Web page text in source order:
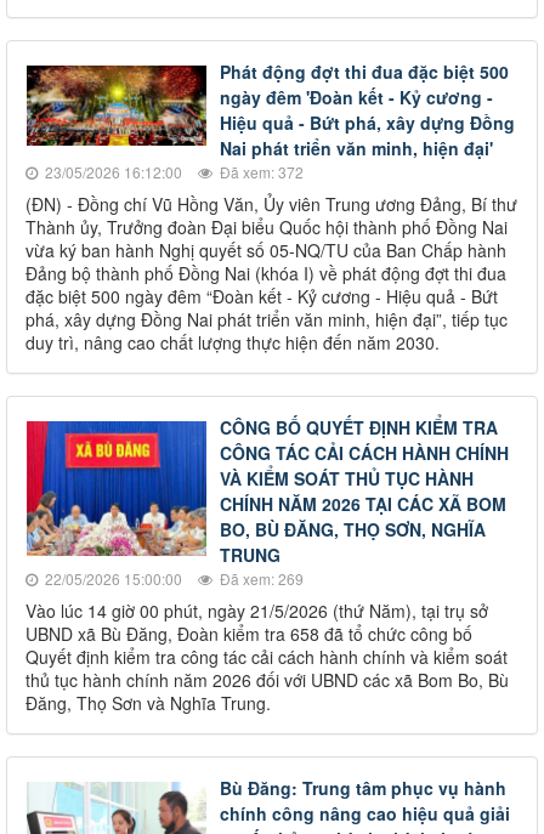
Phát động đợt thi đua đặc biệt 500
ngày đêm 'Đoàn kết - Kỷ cương -
Hiệu quả - Bứt phá, xây dựng Đồng
Nai phát triển văn minh, hiện đại'
23/05/2026 16:12:00 Đã xem: 372
(ĐN) - Đồng chí Vũ Hồng Văn, Ủy viên Trung ương Đảng, Bí thư
Thành ủy, Trưởng đoàn Đại biểu Quốc hội thành phố Đồng Nai
vừa ký ban hành Nghị quyết số 05-NQ/TU của Ban Chấp hành
Đảng bộ thành phố Đồng Nai (khóa I) về phát động đợt thi đua
đặc biệt 500 ngày đêm “Đoàn kết - Kỷ cương - Hiệu quả - Bứt
phá, xây dựng Đồng Nai phát triển văn minh, hiện đại”, tiếp tục
duy trì, nâng cao chất lượng thực hiện đến năm 2030.
CÔNG BỐ QUYẾT ĐỊNH KIỂM TRA
CÔNG TÁC CẢI CÁCH HÀNH CHÍNH
VÀ KIỂM SOÁT THỦ TỤC HÀNH
CHÍNH NĂM 2026 TẠI CÁC XÃ BOM
BO, BÙ ĐĂNG, THỌ SƠN, NGHĨA
TRUNG
22/05/2026 15:00:00 Đã xem: 269
Vào lúc 14 giờ 00 phút, ngày 21/5/2026 (thứ Năm), tại trụ sở
UBND xã Bù Đăng, Đoàn kiểm tra 658 đã tổ chức công bố
Quyết định kiểm tra công tác cải cách hành chính và kiểm soát
thủ tục hành chính năm 2026 đối với UBND các xã Bom Bo, Bù
Đăng, Thọ Sơn và Nghĩa Trung.
Bù Đăng: Trung tâm phục vụ hành
chính công nâng cao hiệu quả giải